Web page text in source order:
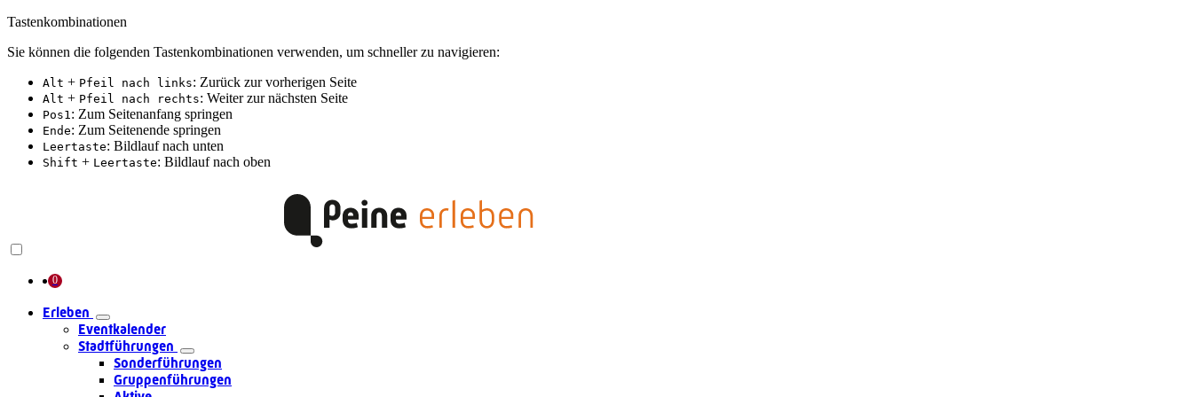
Tastenkombinationen
Sie können die folgenden Tastenkombinationen verwenden, um schneller zu navigieren:
Alt + Pfeil nach links: Zurück zur vorherigen Seite
Alt + Pfeil nach rechts: Weiter zur nächsten Seite
Pos1: Zum Seitenanfang springen
Ende: Zum Seitenende springen
Leertaste: Bildlauf nach unten
Shift + Leertaste: Bildlauf nach oben
Erleben
Eventkalender
Stadtführungen
Sonderführungen
Gruppenführungen